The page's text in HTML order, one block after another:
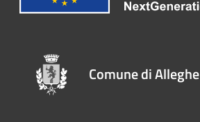
Comune di Alleghe